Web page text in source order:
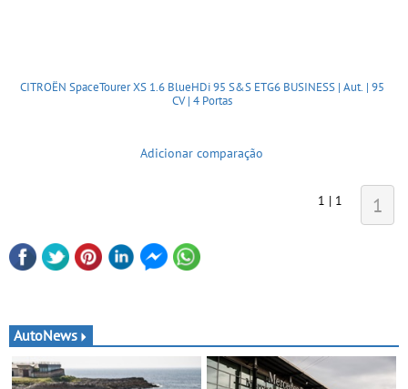
CITROËN SpaceTourer XS 1.6 BlueHDi 95 S&S ETG6 BUSINESS | Aut. | 95
CV | 4 Portas
Adicionar comparação
1 | 1 1
AutoNews